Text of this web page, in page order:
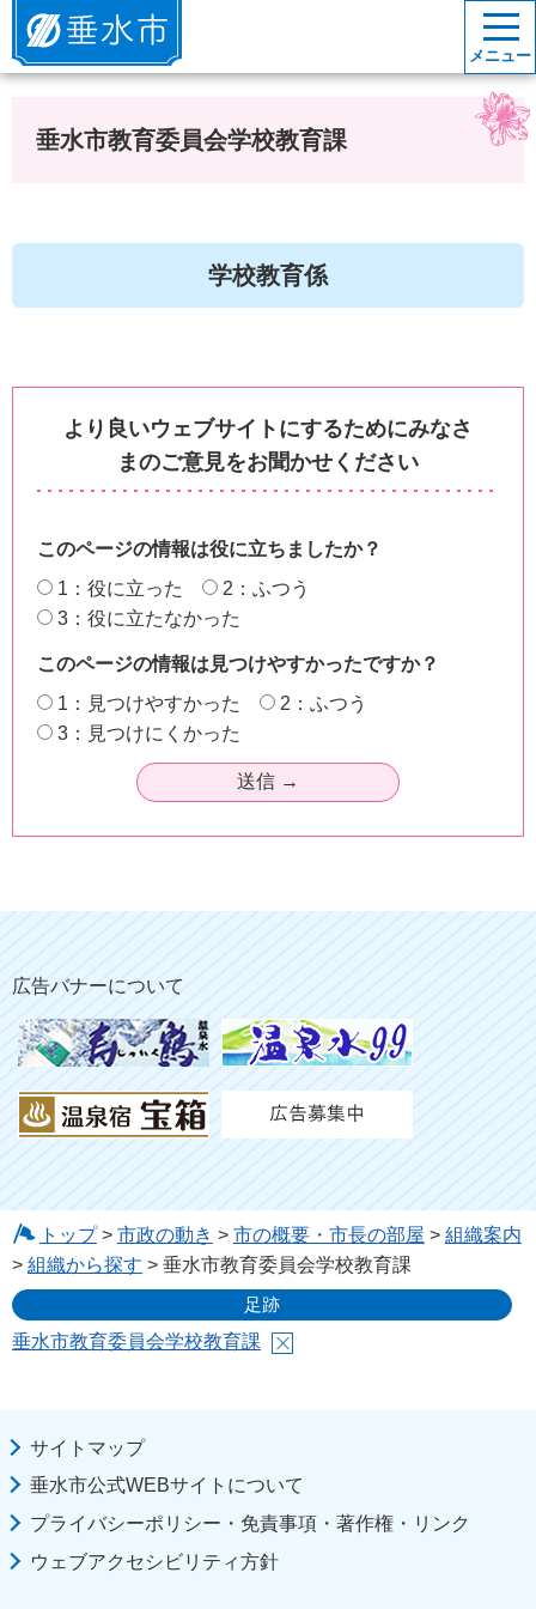
垂水市
メニュー
垂水市教育委員会学校教育課
学校教育係
より良いウェブサイトにするためにみなさ
まのご意見をお聞かせください
このページの情報は役に立ちましたか？
1：役に立った
2：ふつう
3：役に立たなかった
このページの情報は見つけやすかったですか？
1：見つけやすかった
2：ふつう
3：見つけにくかった
広告バナーについて
トップ> 市政の動き > 市の概要・市長の部屋 > 組織案内
> 組織から探す > 垂水市教育委員会学校教育課
足跡
垂水市教育委員会学校教育課
サイトマップ
垂水市公式WEBサイトについて
プライバシーポリシー・免責事項・著作権・リンク
ウェブアクセシビリティ方針